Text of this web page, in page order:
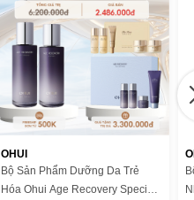
OHUI
Bộ Sản Phẩm Dưỡng Da Trẻ
Hóa Ohui Age Recovery Special